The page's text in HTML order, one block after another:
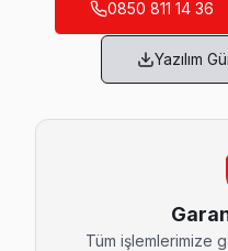
Aydoğdu Hitachi
Süleymanpaşa'da
Barbaros Hitachi
Barbaros mahallesi
Barbaros Hitachi
0850 811 14 36
Yazılım
Tüm işlemlerimize